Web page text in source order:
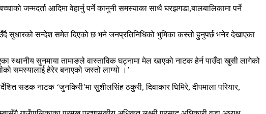
जन्मदर्ता आदिमा वेहार्नु पर्ने कानुनी समस्याका साथै घरझगडा,बालबालिकामा पर्ने
सुधारको सन्देश समेत दिएको छ भने जनप्रतिनिधिको भुमिका कस्तो हुनुपर्छ भनेर देखाएका
सुनमाया तामाङले वास्ताविक घट्नामा मेल खाएको नाटक हेर्न पाउँदा खुसी लागेको
समस्यालाई हेरेर बनाएको जस्तो लाग्यो ।’
सडक नाटक ‘जुनकिरी’मा सुशीलसिंह ठकुरी, दिवाकार घिमिरे, दीपमाला परियार,